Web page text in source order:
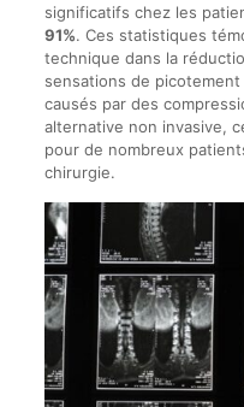
significatifs chez les
91%. Ces statistiques
technique dans la
sensations de
causés par des
alternative non invasive,
pour de nombreux
chirurgie.